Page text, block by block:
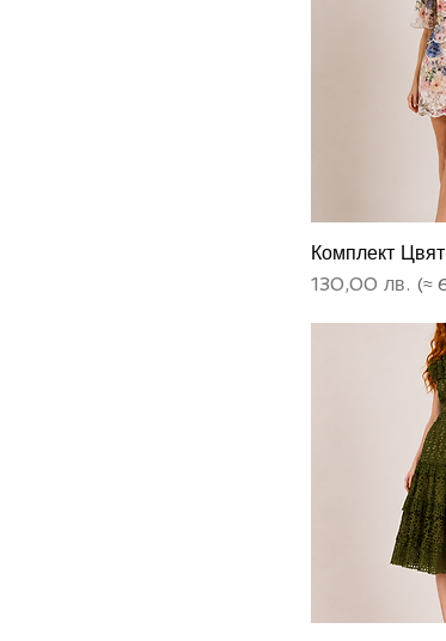
Комплект Цвят
Цена
130,00 лв.